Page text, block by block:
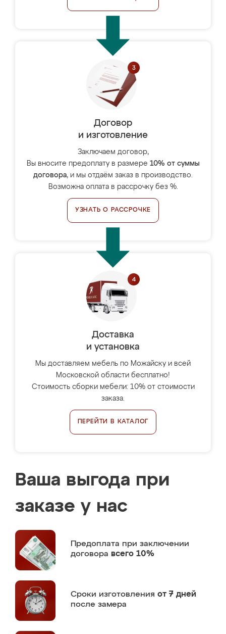
Договор
и изготовление
Заключаем договор,
Вы вносите предоплату в размере 10% от суммы
договора, и мы отдаём заказ в производство.
Возможна оплата в рассрочку без %.
УЗНАТЬ О РАССРОЧКЕ
Доставка
и установка
Мы доставляем мебель по Можайску и всей
Московской области бесплатно!
Стоимость сборки мебели: 10% от стоимости
заказа.
ПЕРЕЙТИ В КАТАЛОГ
Ваша выгода при
заказе у нас
Предоплата при заключении
договора всего 10%
Сроки изготовления от 7 дней
после замера